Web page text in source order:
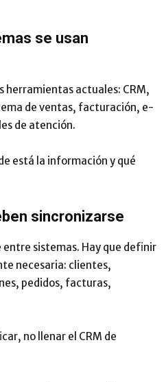
se usan
herramientas actuales: CRM,
de ventas, facturación, e-
de atención.
está la información y qué
sincronizarse
sistemas. Hay que definir
necesaria: clientes,
pedidos, facturas,
no llenar el CRM de